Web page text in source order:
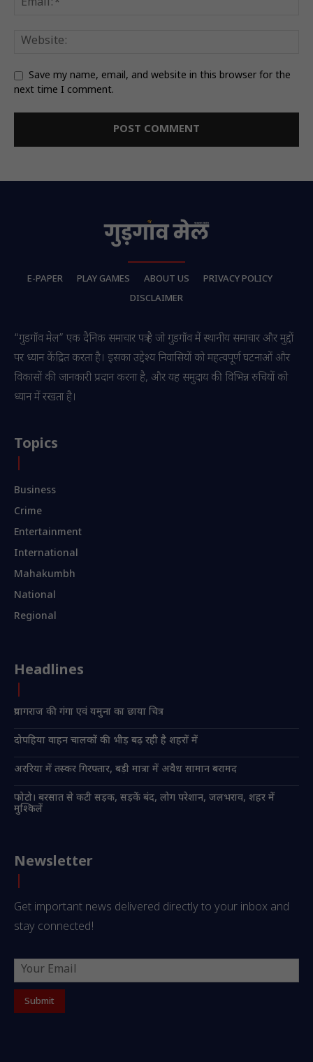
Save my name, email, and website in this browser for the
next time I comment.
E-PAPER PLAY GAMES ABOUT US
PRIVACY POLICY
DISCLAIMER
“गुडगाँव मेल” एक दैनिक समाचार पत्र है जो गुडगाँव में स्थानीय समाचार और मुद्दों
पर ध्यान केंद्रित करता है। इसका उद्देश्य निवासियों को महत्वपूर्ण घटनाओं और
विकासों की जानकारी प्रदान करना है, और यह समुदाय की विभिन्न रुचियों को
ध्यान में रखता है।
Topics
Business
Crime
Entertainment
International
Mahakumbh
National
Regional
Headlines
प्रयागराज की गंगा एवं यमुना का छाया चित्र
दोपहिया वाहन चालकों की भीड़ बढ़ रही है शहरों में
अररिया में तस्कर गिरफ्तार, बड़ी मात्रा में अवैध सामान बरामद
फोटो। बरसात से कटी सड़क, सड़कें बंद, लोग परेशान, जलभराव, शहर में
मुश्किलें
Newsletter
Get important news delivered directly to your inbox and
stay connected!